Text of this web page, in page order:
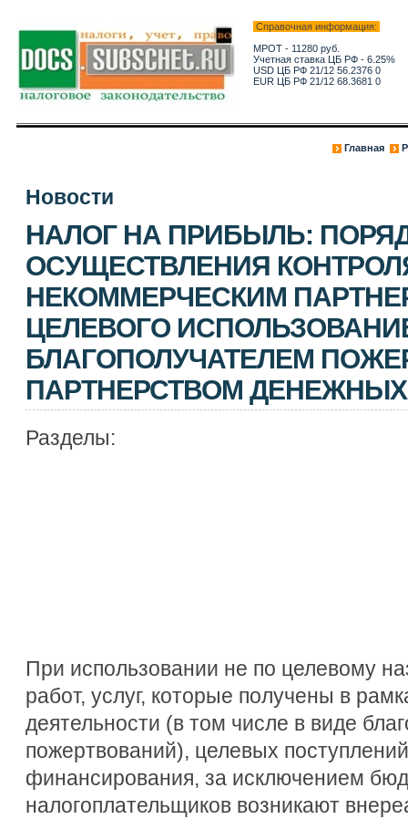
Справочная информация:
МРОТ - 11280 руб.
Учетная ставка ЦБ РФ - 6.25%
USD ЦБ РФ 21/12 56.2376 0
EUR ЦБ РФ 21/12 68.3681 0
Главная
Новости
НАЛОГ НА ПРИБЫЛЬ:
ОСУЩЕСТВЛЕНИЯ
НЕКОММЕРЧЕСКИМ
ЦЕЛЕВОГО
БЛАГОПОЛУЧАТЕЛЕМ
ПАРТНЕРСТВОМ
Разделы:
При использовании не по целевому
работ, услуг, которые получены в
деятельности (в том числе в виде
пожертвований), целевых
финансирования, за исключением
налогоплательщиков возникают